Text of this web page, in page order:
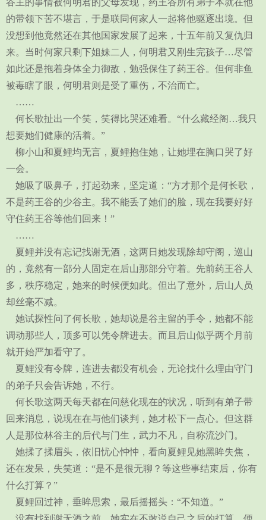
谷主的事情被何明君的父母发现，药王谷所有弟子本就在他
的带领下苦不堪言，于是联同何家人一起将他驱逐出境。但
没想到他竟然还在其他国家发展了起来，十五年前又复仇归
来。当时何家只剩下姐妹二人，何明君又刚生完孩子…尽管
如此还是拖着身体全力御敌，勉强保住了药王谷。但何非鱼
被毒瞎了眼，何明君则是受了重伤，不治而亡。
……
何长歌扯出一个笑，笑得比哭还难看。“什么藏经阁…我只
想要她们健康的活着。”
柳小山和夏鲤均无言，夏鲤抱住她，让她埋在胸口哭了好
一会。
她吸了吸鼻子，打起劲来，坚定道：“方才那个是何长歌，
不是药王谷的少谷主。我不能丢了她们的脸，现在我要好好
守住药王谷等他们回来！”
……
夏鲤并没有忘记找谢无酒，这两日她发现除却守阁，巡山
的，竟然有一部分人固定在后山那部分守着。先前药王谷人
多，秩序稳定，她来的时候便如此。但出了意外，后山人员
却丝毫不减。
她试探性问了何长歌，她却说是谷主留的手令，她都不能
调动那些人，顶多可以凭令牌进去。而且后山似乎两个月前
就开始严加看守了。
夏鲤没有令牌，连进去都没有机会，无论找什么理由守门
的弟子只会告诉她，不行。
何长歌这两天每天都在问慈化现在的状况，听到有弟子带
回来消息，说现在在与他们谈判，她才松下一点心。但这群
人是那位林谷主的后代与门生，武力不凡，自称流沙门。
她揉了揉眉头，依旧忧心忡忡，看向夏鲤见她黑眸失焦，
还在发呆，失笑道：“是不是很无聊？等这些事结束后，你有
什么打算？”
夏鲤回过神，垂眸思索，最后摇摇头：“不知道。”